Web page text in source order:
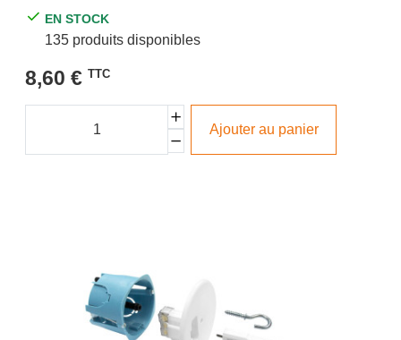
EN STOCK
135 produits disponibles
8,60 € TTC
Ajouter au panier